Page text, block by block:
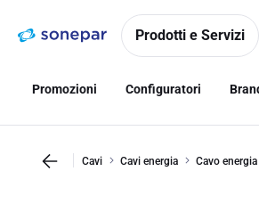
navigazionealla
Prodotti e Servizi
Promozioni Configuratori
Cavi Cavi energia Cavo